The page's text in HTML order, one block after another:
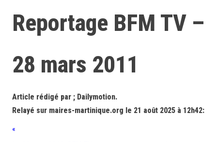
Reportage BFM TV –
28 mars 2011
Article rédigé par ; Dailymotion.
Relayé sur maires-martinique.org le 21 août 2025 à 12h42:
«